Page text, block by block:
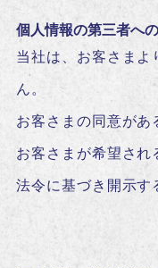
個人情報の第三者へ
当社は、お客さま
ん。
お客さまの同意があ
お客さまが希望さ
法令に基づき開示す